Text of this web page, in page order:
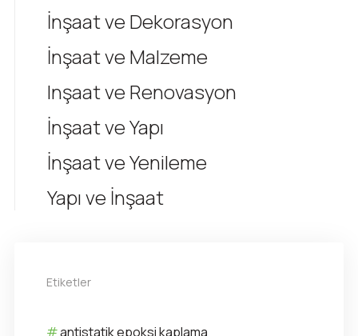
İnşaat ve Dekorasyon
İnşaat ve Malzeme
Inşaat ve Renovasyon
İnşaat ve Yapı
İnşaat ve Yenileme
Yapı ve İnşaat
Etiketler
antistatik epoksi kaplama